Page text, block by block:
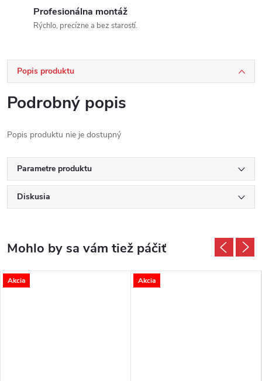
Profesionálna montáž
Rýchlo, precízne a bez starostí.
Popis produktu
Podrobný popis
Popis produktu nie je dostupný
Parametre produktu
Diskusia
Akcia Akcia